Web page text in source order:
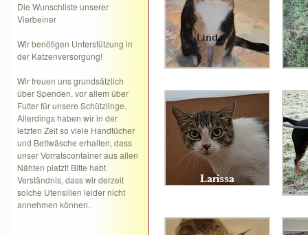
Die Wunschliste unserer
Vierbeiner
Wir benötigen Unterstützung in
der Katzenversorgung!
Wir freuen uns grundsätzlich
über Spenden, vor allem über
Futter für unsere Schützlinge.
Allerdings haben wir in der
letzten Zeit so viele Handtücher
und Bettwäsche erhalten, dass
unser Vorratscontainer aus allen
Nähten platzt! Bitte habt
Verständnis, dass wir derzeit
solche Utensilien leider nicht
annehmen können.